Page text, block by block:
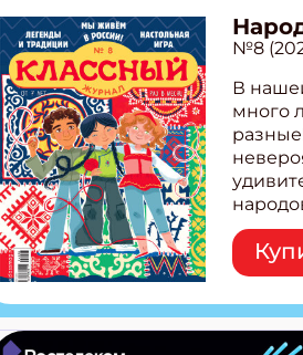
№8
В
много
Новый